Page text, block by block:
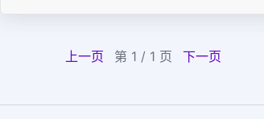
上一页 第 1 / 1 页 下一页